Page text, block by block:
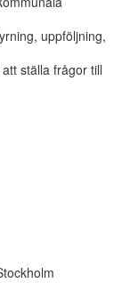
uppföljning,
ställa frågor till